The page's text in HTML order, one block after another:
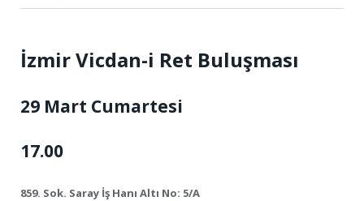
İzmir Vicdan-i Ret Buluşması
29 Mart Cumartesi
17.00
859. Sok. Saray İş Hanı Altı No: 5/A